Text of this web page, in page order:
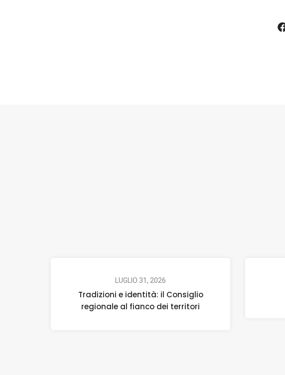
LUGLIO 31, 2026
Tradizioni e identità: il Consiglio
regionale al fianco dei territori